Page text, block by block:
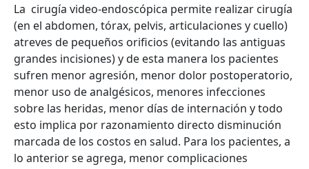
La cirugía video-endoscópica permite realizar cirugía
(en el abdomen, tórax, pelvis, articulaciones y cuello)
atreves de pequeños orificios (evitando las antiguas
grandes incisiones) y de esta manera los pacientes
sufren menor agresión, menor dolor postoperatorio,
menor uso de analgésicos, menores infecciones
sobre las heridas, menor días de internación y todo
esto implica por razonamiento directo disminución
marcada de los costos en salud. Para los pacientes, a
lo anterior se agrega, menor complicaciones